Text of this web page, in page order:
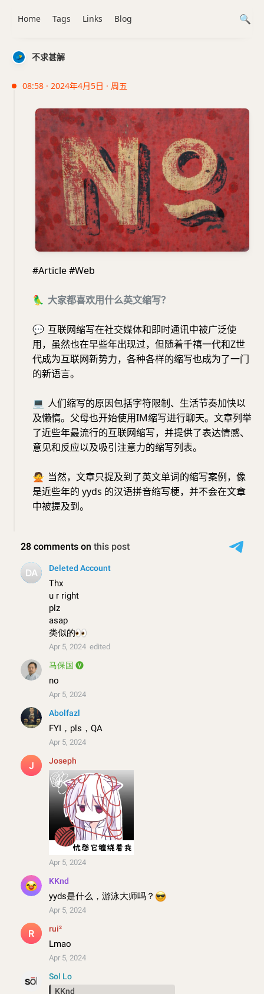
不求甚解
08:58 · 2024年4月5日 · 周五
#Article #Web
🦜 大家都喜欢用什么英文缩写？
💬 互联网缩写在社交媒体和即时通讯中被广泛使
用，虽然也在早些年出现过，但随着千禧一代和Z世
代成为互联网新势力，各种各样的缩写也成为了一门
的新语言。
💻 人们缩写的原因包括字符限制、生活节奏加快以
及懒惰。父母也开始使用IM缩写进行聊天。文章列举
了近些年最流行的互联网缩写，并提供了表达情感、
意见和反应以及吸引注意力的缩写列表。
🙅 当然，文章只提及到了英文单词的缩写案例，像
是近些年的 yyds 的汉语拼音缩写梗，并不会在文章
中被提及到。
Home Tags Links Blog